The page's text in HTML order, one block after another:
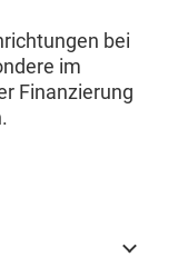
bei
im
Finanzierung